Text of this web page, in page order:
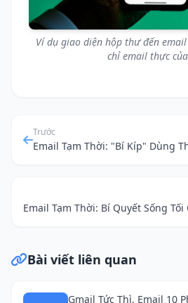
Ví dụ giao diện hộp thư đến
chỉ email thực
Trước
Bài viết liên quan
Gmail Tức Thì, Email 10